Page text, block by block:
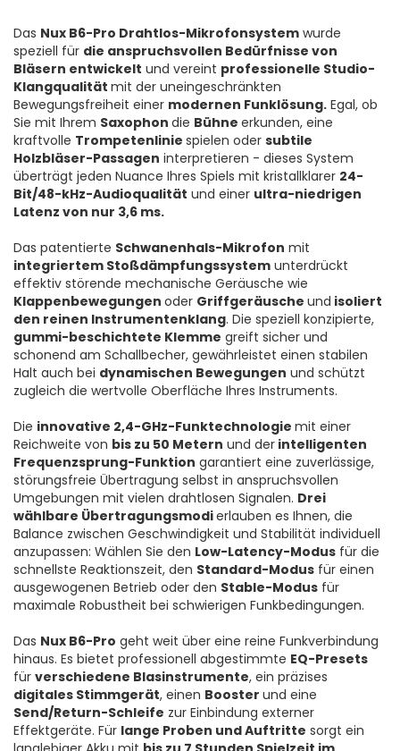
Das Nux B6-Pro Drahtlos-Mikrofonsystem wurde
speziell für die anspruchsvollen Bedürfnisse von
Bläsern entwickelt und vereint professionelle Studio-
Klangqualität mit der uneingeschränkten
Bewegungsfreiheit einer modernen Funklösung. Egal, ob
Sie mit Ihrem Saxophon die Bühne erkunden, eine
kraftvolle Trompetenlinie spielen oder subtile
Holzbläser-Passagen interpretieren - dieses System
überträgt jeden Nuance Ihres Spiels mit kristallklarer 24-
Bit/48-kHz-Audioqualität und einer ultra-niedrigen
Latenz von nur 3,6 ms.
Das patentierte Schwanenhals-Mikrofon mit
integriertem Stoßdämpfungssystem unterdrückt
effektiv störende mechanische Geräusche wie
Klappenbewegungen oder Griffgeräusche und isoliert
den reinen Instrumentenklang. Die speziell konzipierte,
gummi-beschichtete Klemme greift sicher und
schonend am Schallbecher, gewährleistet einen stabilen
Halt auch bei dynamischen Bewegungen und schützt
zugleich die wertvolle Oberfläche Ihres Instruments.
Die innovative 2,4-GHz-Funktechnologie mit einer
Reichweite von bis zu 50 Metern und der intelligenten
Frequenzsprung-Funktion garantiert eine zuverlässige,
störungsfreie Übertragung selbst in anspruchsvollen
Umgebungen mit vielen drahtlosen Signalen. Drei
wählbare Übertragungsmodierlauben es Ihnen, die
Balance zwischen Geschwindigkeit und Stabilität individuell
anzupassen: Wählen Sie den Low-Latency-Modus für die
schnellste Reaktionszeit, den Standard-Modus für einen
ausgewogenen Betrieb oder den Stable-Modus für
maximale Robustheit bei schwierigen Funkbedingungen.
Das Nux B6-Pro geht weit über eine reine Funkverbindung
hinaus. Es bietet professionell abgestimmte EQ-Presets
für verschiedene Blasinstrumente, ein präzises
digitales Stimmgerät, einen Booster und eine
Send/Return-Schleife zur Einbindung externer
Effektgeräte. Für lange Proben und Auftritte sorgt ein